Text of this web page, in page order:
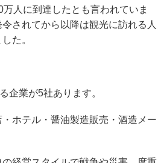
人に到達したとも言われていま
されてから以降は観光に訪れる人
た。
企業が5社あります。
ホテル・醤油製造販売・酒造メー